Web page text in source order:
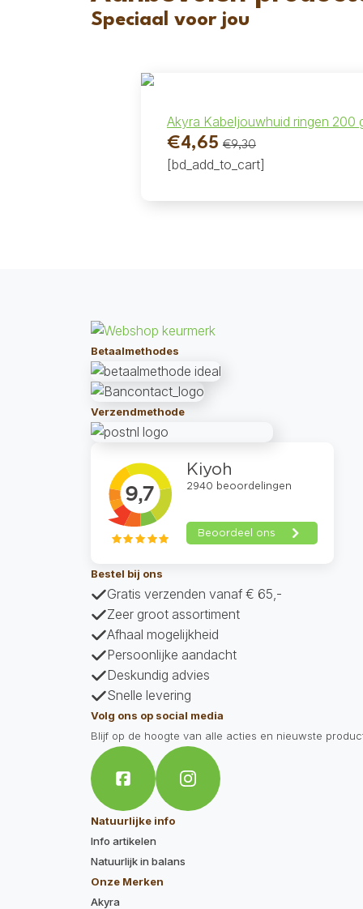
Speciaal voor jou
Akyra Kabeljouwhuid ringen 200
€9,30
Oorspronkelijke
prijs
was:
€4,65
Huidige
prijs
is:
[bd_add_to_cart]
Betaalmethodes
Verzendmethode
Bestel bij ons
Gratis verzenden vanaf € 65,-
Zeer groot assortiment
Afhaal mogelijkheid
Persoonlijke aandacht
Deskundig advies
Snelle levering
Volg ons op social media
Blijf op de hoogte van alle acties en nieuwste
Natuurlijke info
Info artikelen
Natuurlijk in balans
Onze Merken
Akyra